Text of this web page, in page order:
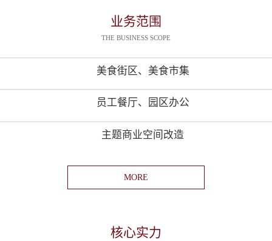
业务范围
THE BUSINESS SCOPE
美食街区、美食市集
员工餐厅、园区办公
主题商业空间改造
MORE
核心实力